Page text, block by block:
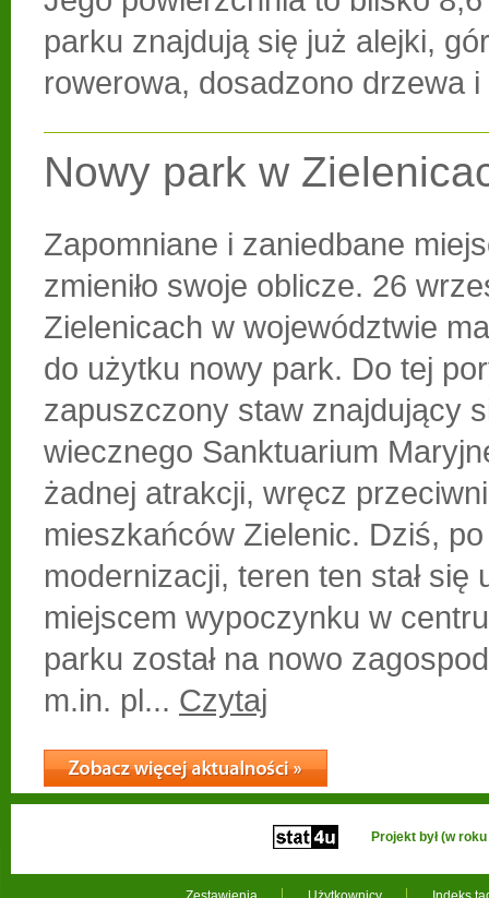
parku znajdują się już alejki,
rowerowa, dosadzono drzewa
Nowy park w
Zapomniane i zaniedbane
zmieniło swoje oblicze. 26
Zielenicach w województwie
do użytku nowy park. Do tej
zapuszczony staw znajdujący
wiecznego Sanktuarium
żadnej atrakcji, wręcz
mieszkańców Zielenic. Dziś,
modernizacji, teren ten stał się
miejscem wypoczynku w
parku został na nowo
m.in. pl... Czytaj
Projekt był (w